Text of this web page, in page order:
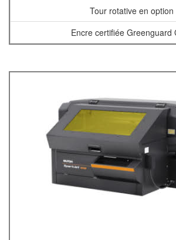
Tour rotative en option
Encre certifiée Greenguard